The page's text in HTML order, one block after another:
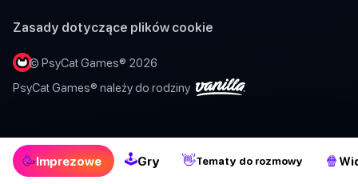
🥳Imprezowe 🕹Gry 👋Tematy do rozmowy 🍿
Zasady dotyczące plików cookie
© PsyCat Games® 2026
PsyCat Games® należy do rodziny